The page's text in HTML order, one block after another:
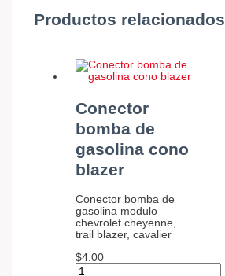
Productos relacionados
Conector
bomba de
gasolina cono
blazer
Conector bomba de
gasolina modulo
chevrolet cheyenne,
trail blazer, cavalier
$4.00